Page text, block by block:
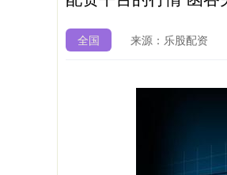
全国 来源：乐股配资